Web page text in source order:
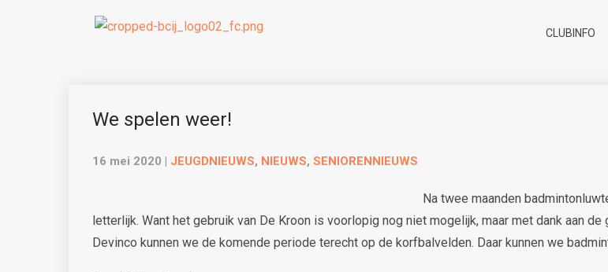
CLUBINFO
We spelen weer!
16 mei 2020 | JEUGDNIEUWS, NIEUWS, SENIORENNIEUWS
Na twee maanden
letterlijk. Want het gebruik van De Kroon is voorlopig nog niet mogelijk, maar met dank aan
Devinco kunnen we de komende periode terecht op de korfbalvelden. Daar kunnen we